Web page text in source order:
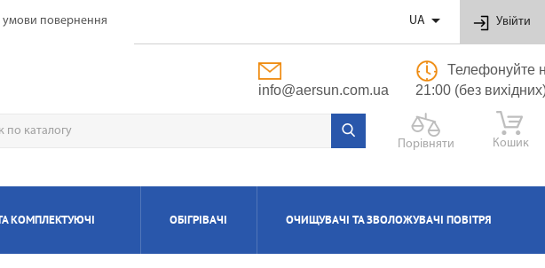
умови повернення UA  Увійти
info@aersun.com.ua
Телефонуйте
21:00 (без
Порівняти Кошик
КОМПЛЕКТУЮЧІ ОБІГРІВАЧІ ОЧИЩУВАЧІ ТА ЗВОЛОЖУВАЧІ ПОВІТРЯ